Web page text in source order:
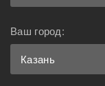
Ваш город:
Казань